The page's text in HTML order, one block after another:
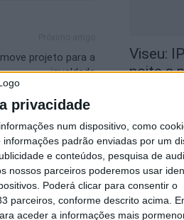
privacidade
num dispositivo, como
padrão enviadas por um
e conteúdos, pesquisa de
nossos parceiros poderemos usar
Poderá clicar para consentir o
parceiros, conforme descrito acima.
aceder a informações mais
projeto para a
igualdade
Viseu:
noite a
São
Centro